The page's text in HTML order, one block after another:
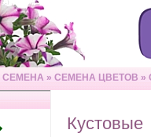
СЕМЕНА » СЕМЕНА ЦВЕТОВ »
Кустовые